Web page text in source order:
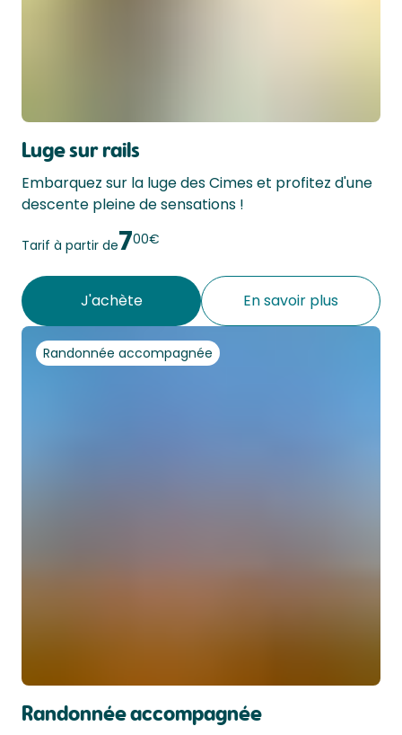
Luge sur rails
Embarquez sur la luge des Cimes et profitez d'une
Tarif à partir de700€
J'achète En savoir plus
Randonnée accompagnée
Randonnée accompagnée